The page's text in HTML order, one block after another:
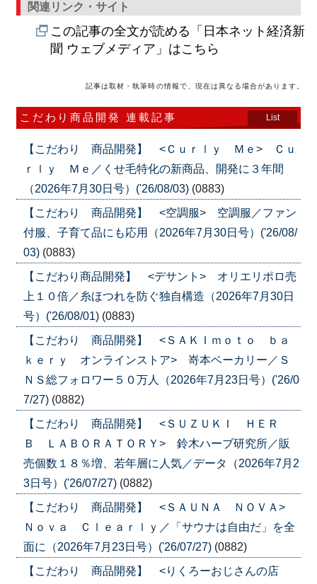
関連リンク・サイト
この記事の全文が読める「日本ネット経済新
聞 ウェブメディア」はこちら
記事は取材・執筆時の情報で、現在は異なる場合があります。
こだわり商品開発 連載記事 List
【こだわり 商品開発】 <Ｃｕｒｌｙ Ｍｅ> Ｃｕ
ｒｌｙ Ｍｅ／くせ毛特化の新商品、開発に３年間
（2026年7月30日号）('26/08/03) (0883)
【こだわり 商品開発】 <空調服> 空調服／ファン
付服、子育て品にも応用（2026年7月30日号）('26/08/
03) (0883)
【こだわり商品開発】 <デサント> オリエリポロ売
上１０倍／糸ほつれを防ぐ独自構造（2026年7月30日
号）('26/08/01) (0883)
【こだわり 商品開発】 <ＳＡＫＩｍｏｔｏ ｂａ
ｋｅｒｙ オンラインストア> 嵜本ベーカリー／Ｓ
ＮＳ総フォロワー５０万人（2026年7月23日号）('26/0
7/27) (0882)
【こだわり 商品開発】 <ＳＵＺＵＫＩ ＨＥＲ
Ｂ ＬＡＢＯＲＡＴＯＲＹ> 鈴木ハーブ研究所／販
売個数１８％増、若年層に人気／データ（2026年7月2
3日号）('26/07/27) (0882)
【こだわり 商品開発】 <ＳＡＵＮＡ ＮＯＶＡ>
Ｎｏｖａ Ｃｌｅａｒｌｙ／「サウナは自由だ」を全
面に（2026年7月23日号）('26/07/27) (0882)
【こだわり 商品開発】 <りくろーおじさんの店